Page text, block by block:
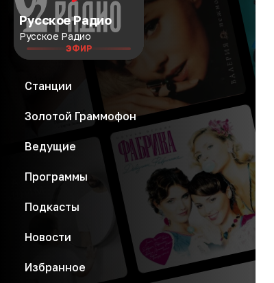
Русское Радио
Русское Радио
ЭФИР
Станции
Золотой Граммофон
Ведущие
Программы
Подкасты
Новости
Избранное